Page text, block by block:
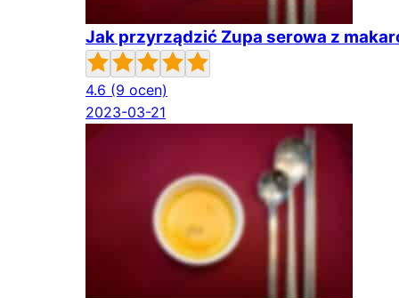
Jak przyrządzić Zupa serowa z
4.6 (9 ocen)
2023-03-21